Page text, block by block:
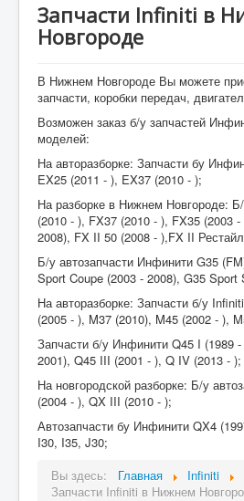
Запчасти Infiniti в
Новгороде
В Нижнем Новгороде Вы можете
запчасти, коробки передач,
Возможен заказ б/у запчастей
моделей:
На авторазборке: Запчасти бу
EX25 (2011 - ), EX37 (2010 - );
На разборке в Нижнем Новгороде:
(2010 - ), FX37 (2010 - ), FX35 (2003
2008), FX II 50 (2008 - ),FX II
Б/у автозапчасти Инфинити G35
Sport Coupe (2003 - 2008), G35 Sport
На авторазборке: Запчасти б/у
(2005 - ), M37 (2010), M45 (2002 - ),
Запчасти б/у Инфинити Q45 I (1989
2001), Q45 III (2001 - ), Q IV (2013 - );
На новгородской разборке: Б/у
(2004 - ), QX III (2010 - );
Автозапчасти бу Инфинити QX4
I30, I35, J30;
Вы здесь:
Главная
Infiniti
Запчасти Infiniti в Нижнем